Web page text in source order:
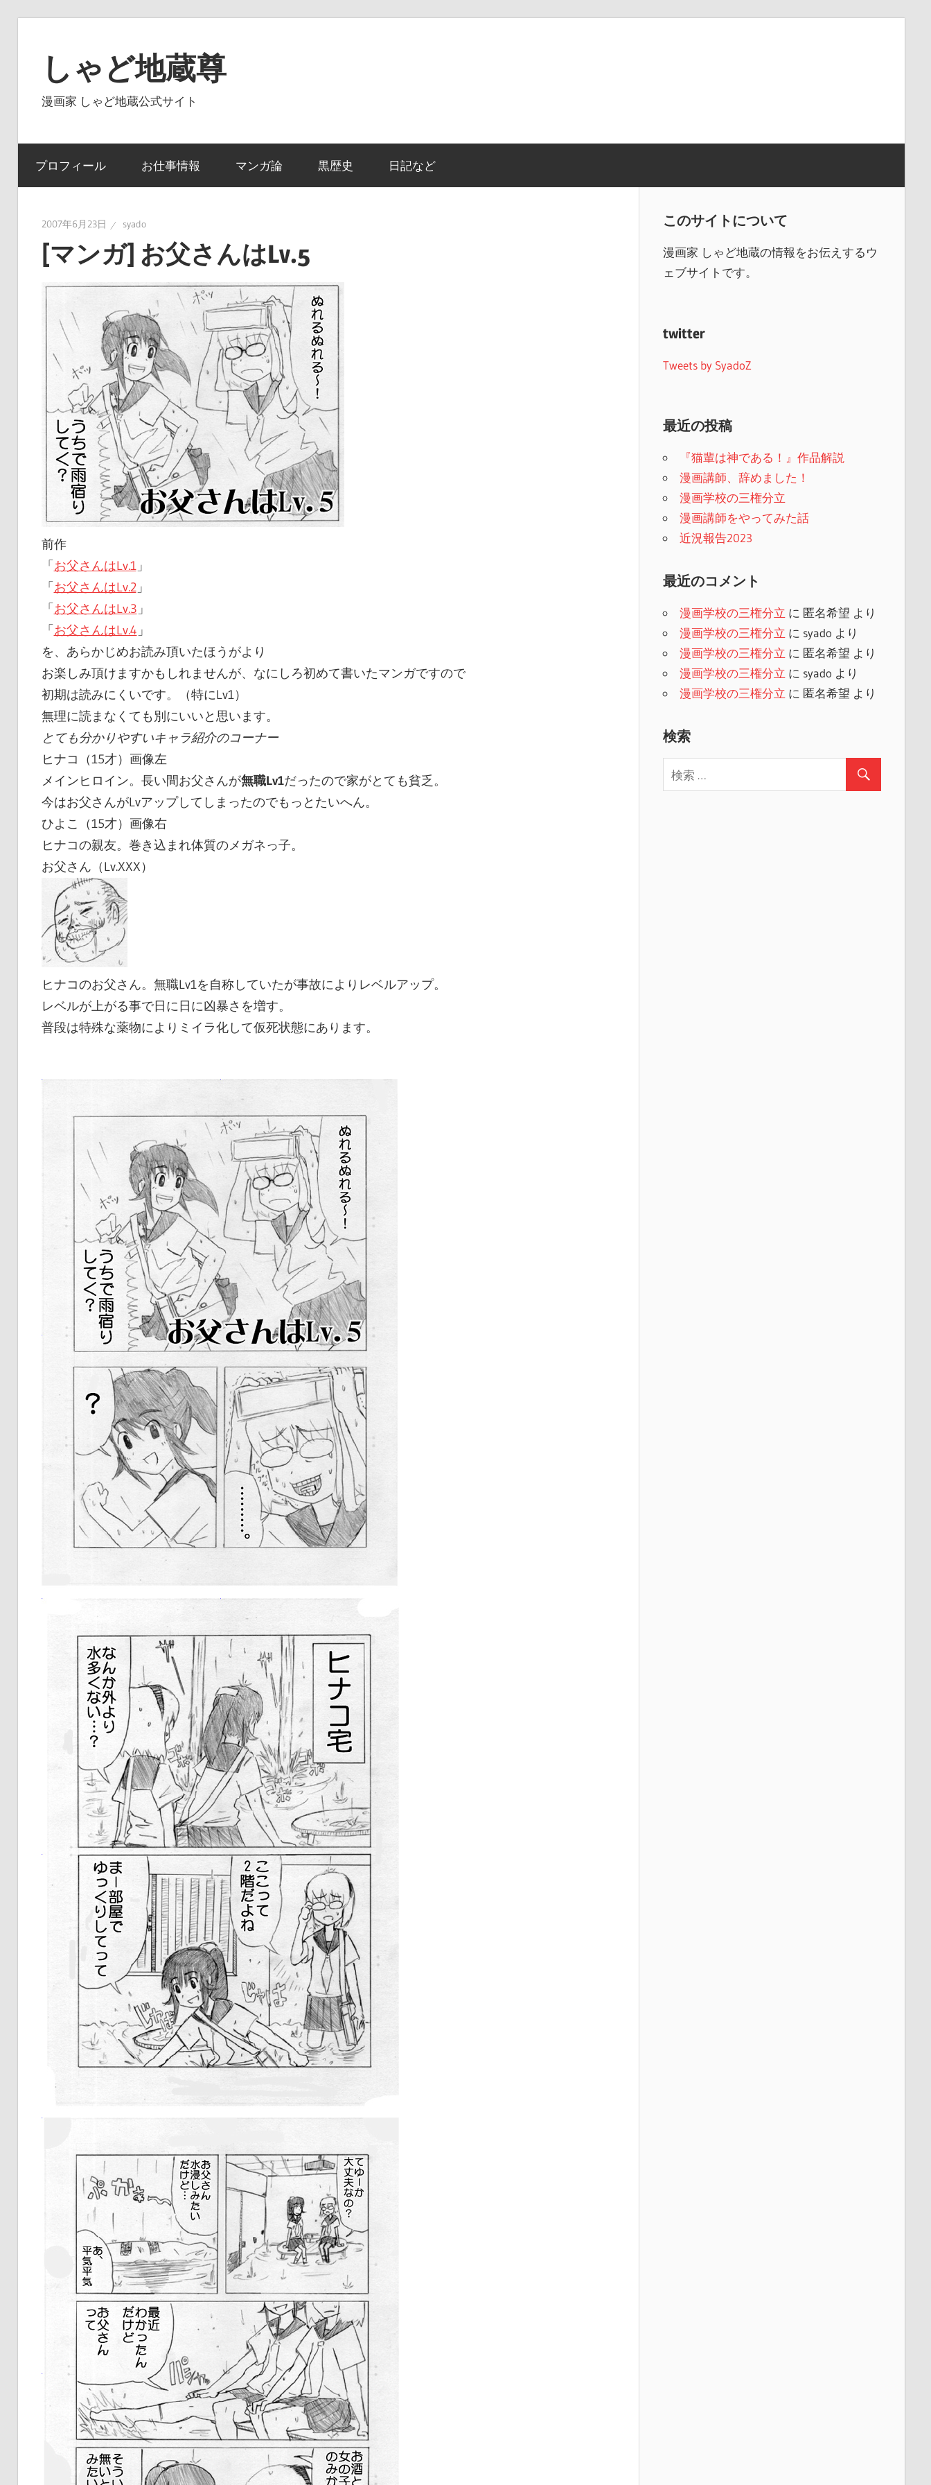
ス
ッ
しゃど地蔵尊
漫画家 しゃど地蔵公式サイト
プロフィール お仕事情報 マンガ論 黒歴史 日記など
2007年6月23日 syado
[マンガ] お父さんはLv.5
前作
「 お父さんはLv.1」
「 お父さんはLv.2」
「 お父さんはLv.3 」
「 お父さんはLv.4 」
を、あらかじめお読み頂いたほうがより
お楽しみ頂けますかもしれませんが、なにしろ初めて書いたマンガですので
初期は読みにくいです。（特にLv1）
無理に読まなくても別にいいと思います。
とても分かりやすいキャラ紹介のコーナー
ヒナコ（15才）画像左
メインヒロイン。長い間お父さんが無職Lv1だったので家がとても貧乏。
今はお父さんがLvアップしてしまったのでもっとたいへん。
ひよこ（15才）画像右
ヒナコの親友。巻き込まれ体質のメガネっ子。
お父さん（Lv.XXX）
ヒナコのお父さん。無職Lv1を自称していたが事故によりレベルアップ。
レベルが上がる事で日に日に凶暴さを増す。
普段は特殊な薬物によりミイラ化して仮死状態にあります。
このサイトについて
漫画家 しゃど地蔵の情報をお伝えするウ
ェブサイトです。
twitter
Tweets by SyadoZ
最近の投稿
『猫輩は神である！』作品解説
漫画講師、辞めました！
漫画学校の三権分立
漫画講師をやってみた話
近況報告2023
最近のコメント
漫画学校の三権分立 に 匿名希望 より
漫画学校の三権分立 に syado より
漫画学校の三権分立 に 匿名希望 より
漫画学校の三権分立 に syado より
漫画学校の三権分立 に 匿名希望 より
検索